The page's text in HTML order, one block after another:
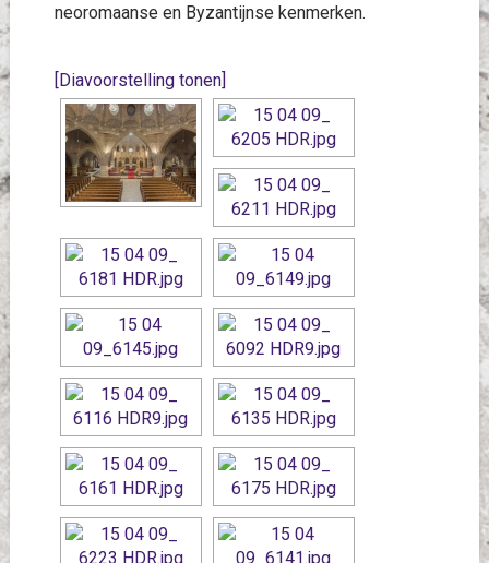
neoromaanse en Byzantijnse kenmerken.
[Diavoorstelling tonen]